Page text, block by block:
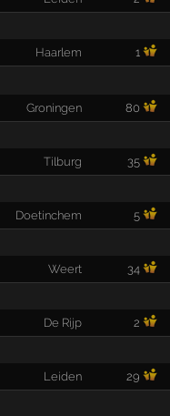
Haarlem 1
Groningen 80
Tilburg 35
Doetinchem 5
Weert 34
De Rijp 2
Leiden 29